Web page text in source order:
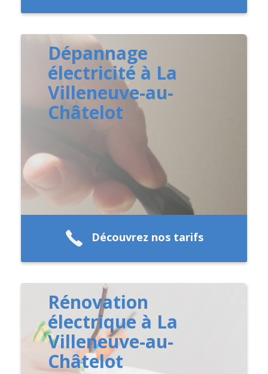
Dépannage
électricité à La
Villeneuve-au-
Châtelot
Découvrez nos tarifs
Rénovation
électrique à La
Villeneuve-au-
Châtelot